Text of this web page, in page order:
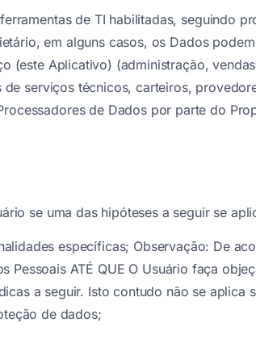
de TI habilitadas, seguindo
em alguns casos, os Dados
(este Aplicativo) (administração,
serviços técnicos, carteiros,
de Dados por parte do
se uma das hipóteses a seguir se
específicas; Observação: De
ATÉ QUE O Usuário faça
a seguir. Isto contudo não se aplica
de dados;